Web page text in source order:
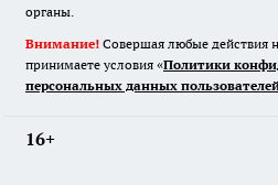
органы.
Внимание! Совершая любые действия
принимаете условия «Политики
персональных данных
16+